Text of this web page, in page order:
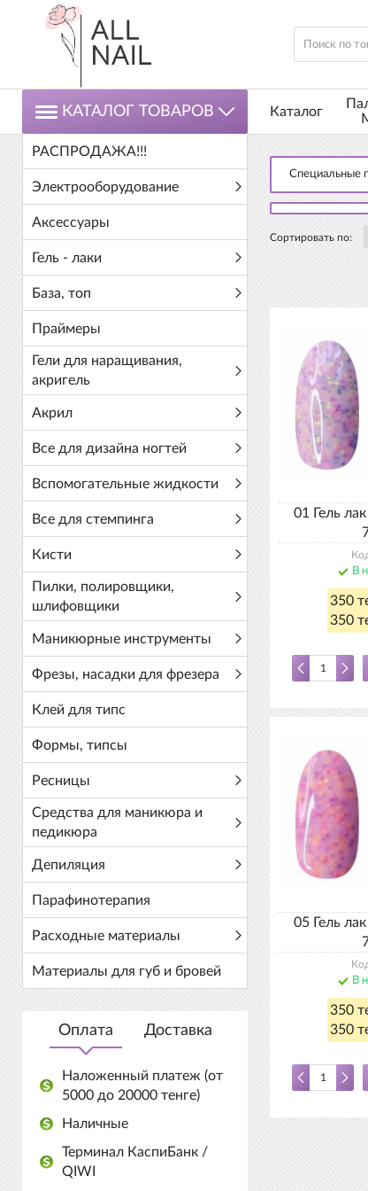
КАТАЛОГ ТОВАРОВ
РАСПРОДАЖА!!!
Электрооборудование
Аксессуары
Гель - лаки
База, топ
Праймеры
Гели для наращивания,
акригель
Акрил
Все для дизайна ногтей
Вспомогательные жидкости
Все для стемпинга
Кисти
Пилки, полировщики,
шлифовщики
Маникюрные инструменты
Фрезы, насадки для фрезера
Клей для типс
Формы, типсы
Ресницы
Средства для маникюра и
педикюра
Депиляция
Парафинотерапия
Расходные материалы
Материалы для губ и бровей
Оплата Доставка
Наложенный платеж (от
5000 до 20000 тенге)
Наличные
Терминал КаспиБанк /
QIWI
Каталог
Сортировать по:
Специальные
01 Гель
В
350
350
05 Гель
В
350
350